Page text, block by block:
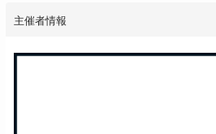
主催者情報